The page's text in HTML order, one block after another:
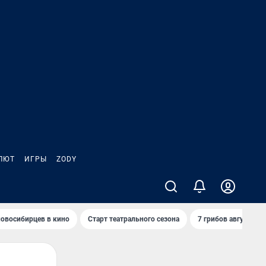
ИГРЫ ZODY
в кино Старт театрального сезона 7 грибов августа